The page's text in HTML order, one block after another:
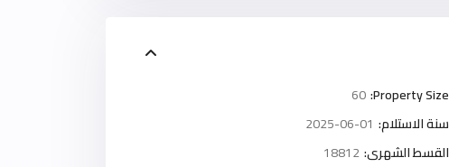
Property Size:
60
سنة الاستلام: 2025-06-01
القسط الشهرى:18812